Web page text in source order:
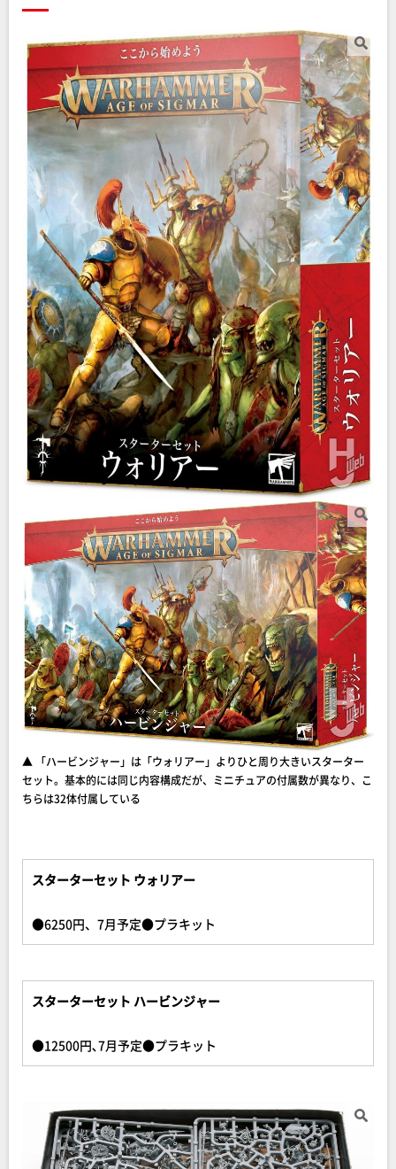
▲ 「ハービンジャー」は「ウォリアー」よりひと周り大きいスターター
セット。基本的には同じ内容構成だが、ミニチュアの付属数が異なり、こ
ちらは32体付属している
スターターセット ウォリアー
●6250円、7月予定●プラキット
スターターセット ハービンジャー
●12500円､7月予定●プラキット